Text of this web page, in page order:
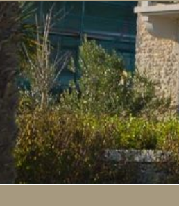
Passer
au
contenu